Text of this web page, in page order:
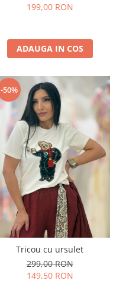
199,00 RON
ADAUGA IN COS
-50%
Tricou cu ursulet
299,00 RON
149,50 RON